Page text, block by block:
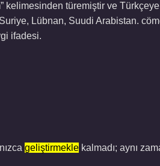
kelimesinden türemiştir ve
Lübnan, Suudi Arabistan.
ifadesi.
geliştirmekle kalmadı; aynı